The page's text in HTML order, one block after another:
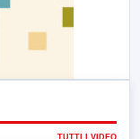
TUTTI I VIDEO